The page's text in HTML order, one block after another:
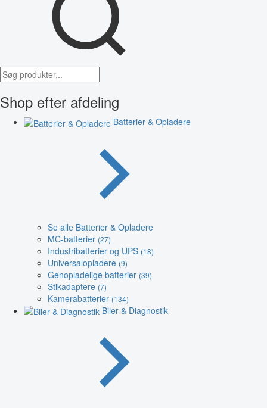
Shop efter afdeling
Batterier & Opladere
Se alle Batterier & Opladere
MC-batterier (27)
Industribatterier og UPS (18)
Universalopladere (9)
Genopladelige batterier (39)
Stikadaptere (7)
Kamerabatterier (134)
Biler & Diagnostik